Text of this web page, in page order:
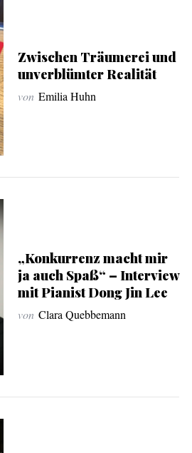
Zwischen Träumerei und
unverblümter Realität
von Emilia Huhn
„Konkurrenz macht mir
ja auch Spaß“ – Interview
mit Pianist Dong Jin Lee
von Clara Quebbemann